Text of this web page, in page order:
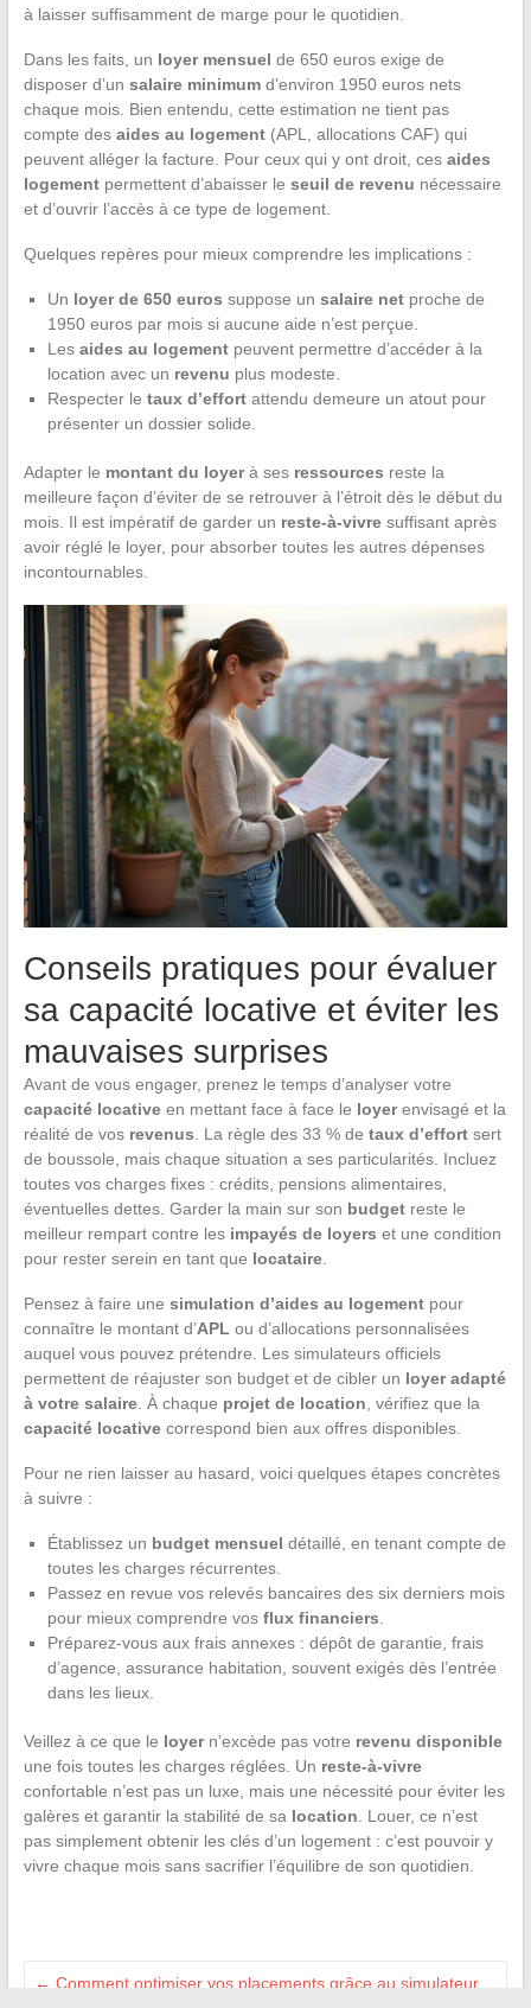
à laisser suffisamment de marge pour le quotidien.
Dans les faits, un loyer mensuel de 650 euros exige de
disposer d’un salaire minimumd’environ 1950 euros nets
chaque mois. Bien entendu, cette estimation ne tient pas
compte des aides au logement(APL, allocations CAF) qui
peuvent alléger la facture. Pour ceux qui y ont droit, ces aides
logementpermettent d’abaisser le seuil de revenu nécessaire
et d’ouvrir l’accès à ce type de logement.
Quelques repères pour mieux comprendre les implications :
Un loyer de 650 euros suppose un salaire netproche de
1950 euros par mois si aucune aide n’est perçue.
Les aides au logementpeuvent permettre d’accéder à la
location avec un revenu plus modeste.
Respecter le taux d’effortattendu demeure un atout pour
présenter un dossier solide.
Adapter le montant du loyerà ses ressources reste la
meilleure façon d’éviter de se retrouver à l’étroit dès le début du
mois. Il est impératif de garder un reste-à-vivresuffisant après
avoir réglé le loyer, pour absorber toutes les autres dépenses
incontournables.
Conseils pratiques pour évaluer
sa capacité locative et éviter les
mauvaises surprises
Avant de vous engager, prenez le temps d’analyser votre
capacité locativeen mettant face à face le loyerenvisagé et la
réalité de vos revenus . La règle des 33 % de taux d’effortsert
de boussole, mais chaque situation a ses particularités. Incluez
toutes vos charges fixes : crédits, pensions alimentaires,
éventuelles dettes. Garder la main sur son budgetreste le
meilleur rempart contre les impayés de loyers et une condition
pour rester serein en tant que locataire.
Pensez à faire une simulation d’aides au logementpour
connaître le montant d’APL ou d’allocations personnalisées
auquel vous pouvez prétendre. Les simulateurs officiels
permettent de réajuster son budget et de cibler un loyer adapté
à votre salaire. À chaque projet de location , vérifiez que la
capacité locativecorrespond bien aux offres disponibles.
Pour ne rien laisser au hasard, voici quelques étapes concrètes
à suivre :
Établissez un budget mensuel détaillé, en tenant compte de
toutes les charges récurrentes.
Passez en revue vos relevés bancaires des six derniers mois
pour mieux comprendre vos flux financiers
Préparez-vous aux frais annexes : dépôt de garantie, frais
d’agence, assurance habitation, souvent exigés dès l’entrée
dans les lieux.
Veillez à ce que le loyern’excède pas votre revenu disponible
une fois toutes les charges réglées. Un reste-à-vivre
confortable n’est pas un luxe, mais une nécessité pour éviter les
galères et garantir la stabilité de sa location . Louer, ce n’est
pas simplement obtenir les clés d’un logement : c’est pouvoir y
vivre chaque mois sans sacrifier l’équilibre de son quotidien.
← Comment optimiser vos placements grâce au simulateur